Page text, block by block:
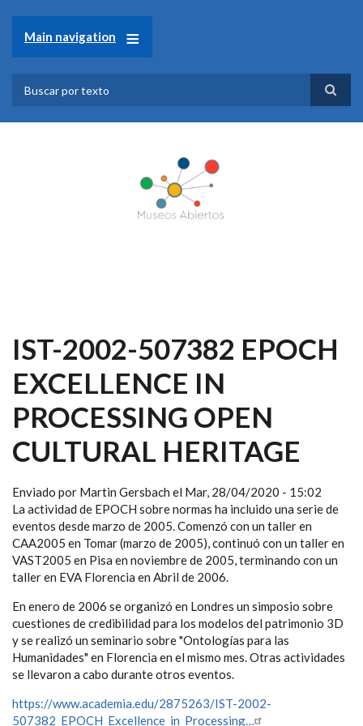
contenido
principal
Main navigation
IST-2002-507382 EPOCH
EXCELLENCE IN
PROCESSING OPEN
CULTURAL HERITAGE
Enviado por Martin Gersbach el Mar, 28/04/2020 - 15:02
La actividad de EPOCH sobre normas ha incluido una serie de
eventos desde marzo de 2005. Comenzó con un taller en
CAA2005 en Tomar (marzo de 2005), continuó con un taller en
VAST2005 en Pisa en noviembre de 2005, terminando con un
taller en EVA Florencia en Abril de 2006.
En enero de 2006 se organizó en Londres un simposio sobre
cuestiones de credibilidad para los modelos del patrimonio 3D
y se realizó un seminario sobre "Ontologías para las
Humanidades" en Florencia en el mismo mes. Otras actividades
se llevaron a cabo durante otros eventos.
https://www.academia.edu/2875263/IST-2002-
507382_EPOCH_Excellence_in_Processing…